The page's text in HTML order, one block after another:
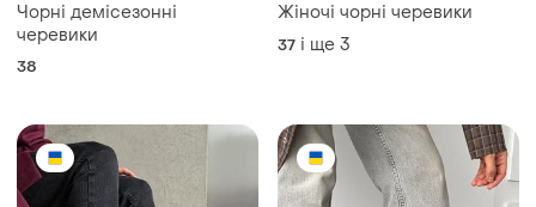
Чорні демісезонні
черевики
38
Жіночі чорні черевики
37 і ще 3